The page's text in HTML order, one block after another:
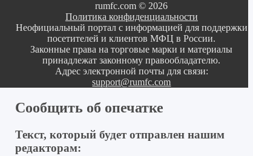
rumfc.com © 2026
Политика конфиденциальности
Неофициальный портал с информацией для поддержки
посетителей и клиентов МФЦ в России.
Законные права на торговые марки и материалы
принадлежат законному правообладателю.
Адрес электронной почты для связи:
support@rumfc.com
Сообщить об опечатке
Текст, который будет отправлен нашим
редакторам: